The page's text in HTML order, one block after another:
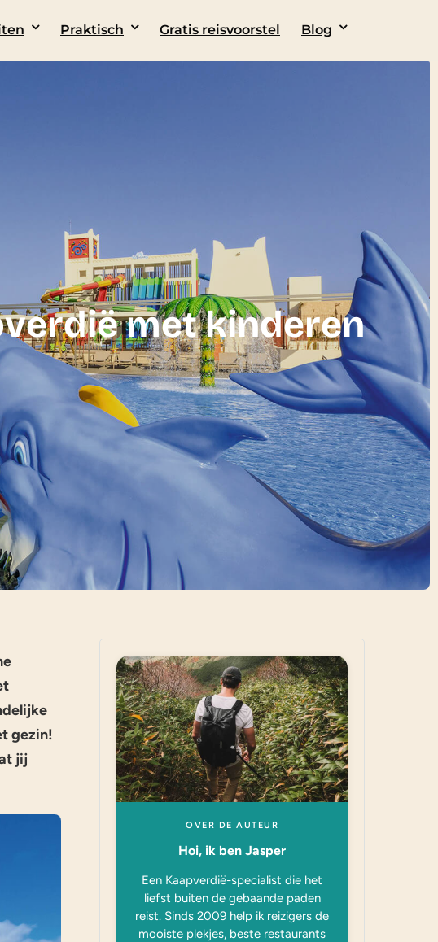
Praktisch Gratis reisvoorstel Blog
met kinderen
gezin!
jij
OVER DE AUTEUR
Hoi, ik ben Jasper
Een Kaapverdië-specialist die het
liefst buiten de gebaande paden
reist. Sinds 2009 help ik reizigers de
mooiste plekjes, beste restaurants